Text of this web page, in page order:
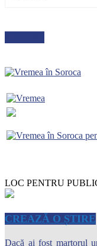
LOC PENTRU
CREAZĂ O ȘTIRE
Dacă ai fost martorul